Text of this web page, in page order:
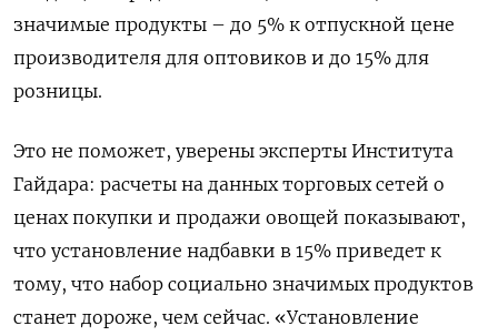
значимые продукты – до 5% к отпускной цене
производителя для оптовиков и до 15% для
розницы.
Это не поможет, уверены эксперты Института
Гайдара: расчеты на данных торговых сетей о
ценах покупки и продажи овощей показывают,
что установление надбавки в 15% приведет к
тому, что набор социально значимых продуктов
станет дороже, чем сейчас. «Установление